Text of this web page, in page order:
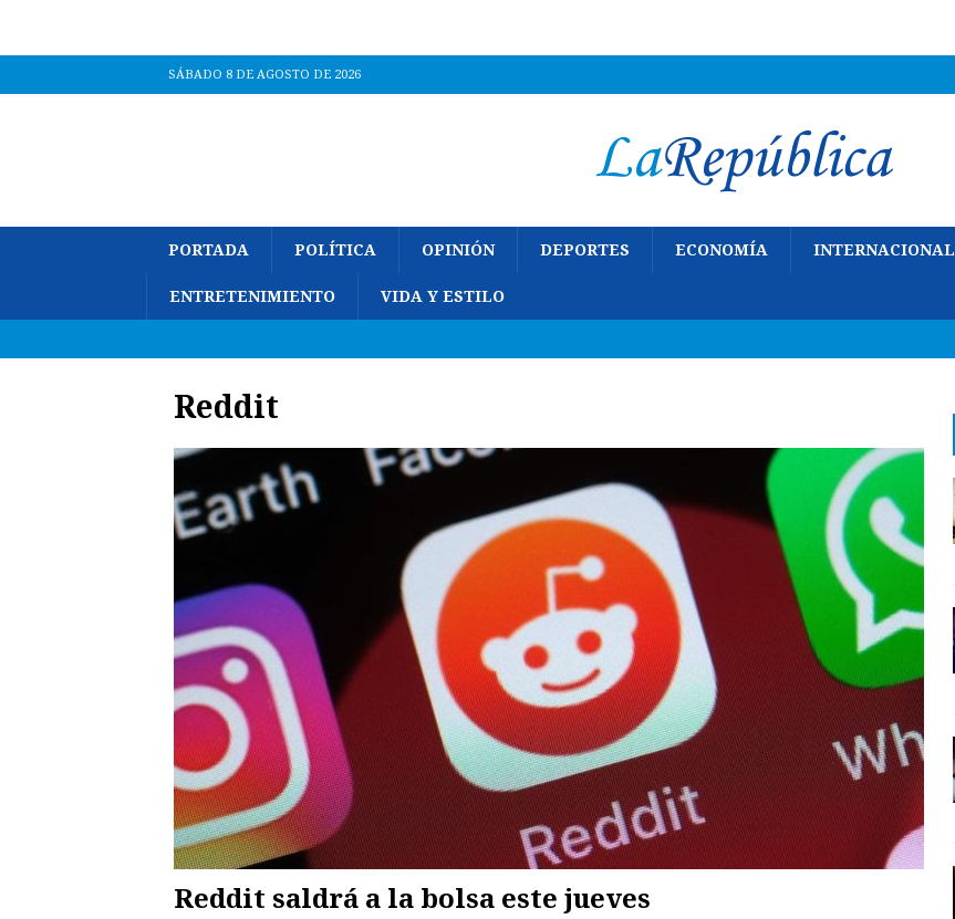
SÁBADO 8 DE AGOSTO DE 2026
PORTADA POLÍTICA OPINIÓN DEPORTES ECONOMÍA INTERNACIONAL
ENTRETENIMIENTO VIDA Y ESTILO
Reddit
Reddit saldrá a la bolsa este jueves